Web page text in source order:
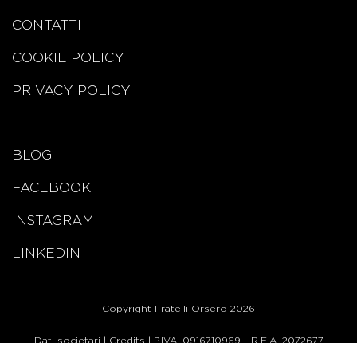
CONTATTI
COOKIE POLICY
PRIVACY POLICY
BLOG
FACEBOOK
INSTAGRAM
LINKEDIN
Copyright Fratelli Orsero 2026
Dati societari Credits | P.IVA: 0916710969 - R.E.A. 2072677